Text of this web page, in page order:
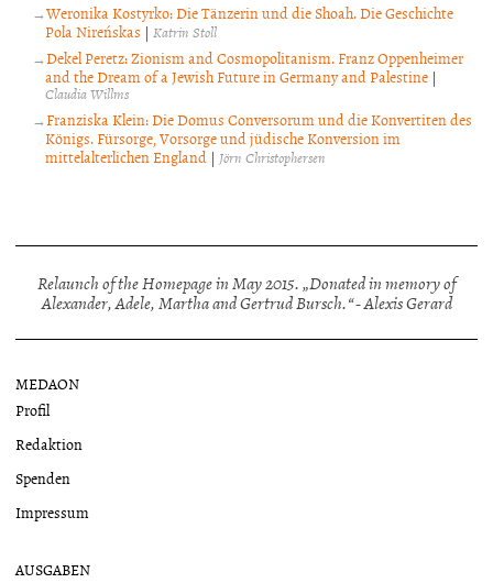
Weronika Kostyrko: Die Tänzerin und die Shoah. Die Geschichte
Pola Nireńskas | Katrin Stoll
Dekel Peretz: Zionism and Cosmopolitanism. Franz Oppenheimer
and the Dream of a Jewish Future in Germany and Palestine |
Claudia Willms
Franziska Klein: Die Domus Conversorum und die Konvertiten des
Königs. Fürsorge, Vorsorge und jüdische Konversion im
mittelalterlichen England | Jörn Christophersen
Relaunch of the Homepage in May 2015. „Donated in memory of
Alexander, Adele, Martha and Gertrud Bursch.“ - Alexis Gerard
MEDAON
Profil
Redaktion
Spenden
Impressum
AUSGABEN